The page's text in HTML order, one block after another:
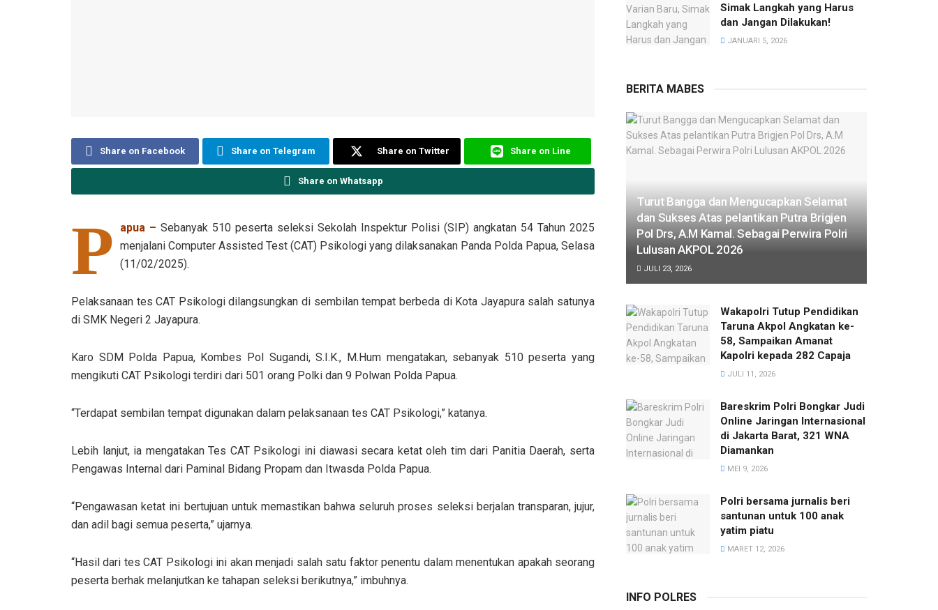
Share on Facebook Share on Telegram Share on Twitter Share on Line
Share on Whatsapp
P apua – Sebanyak 510 peserta seleksi Sekolah Inspektur Polisi (SIP) angkatan 54 Tahun 2025
menjalani Computer Assisted Test (CAT) Psikologi yang dilaksanakan Panda Polda Papua, Selasa
(11/02/2025).
Pelaksanaan tes CAT Psikologi dilangsungkan di sembilan tempat berbeda di Kota Jayapura salah satunya
di SMK Negeri 2 Jayapura.
Karo SDM Polda Papua, Kombes Pol Sugandi, S.I.K., M.Hum mengatakan, sebanyak 510 peserta yang
mengikuti CAT Psikologi terdiri dari 501 orang Polki dan 9 Polwan Polda Papua.
“Terdapat sembilan tempat digunakan dalam pelaksanaan tes CAT Psikologi,” katanya.
Lebih lanjut, ia mengatakan Tes CAT Psikologi ini diawasi secara ketat oleh tim dari Panitia Daerah, serta
Pengawas Internal dari Paminal Bidang Propam dan Itwasda Polda Papua.
“Pengawasan ketat ini bertujuan untuk memastikan bahwa seluruh proses seleksi berjalan transparan, jujur,
dan adil bagi semua peserta,” ujarnya.
“Hasil dari tes CAT Psikologi ini akan menjadi salah satu faktor penentu dalam menentukan apakah seorang
peserta berhak melanjutkan ke tahapan seleksi berikutnya,” imbuhnya.
Simak Langkah yang Harus
dan Jangan Dilakukan!
JANUARI 5, 2026
BERITA MABES
Turut Bangga dan Mengucapkan Selamat
dan Sukses Atas pelantikan Putra Brigjen
Pol Drs, A.M Kamal. Sebagai Perwira Polri
Lulusan AKPOL 2026
JULI 23, 2026
Wakapolri Tutup Pendidikan
Taruna Akpol Angkatan ke-
58, Sampaikan Amanat
Kapolri kepada 282 Capaja
JULI 11, 2026
Bareskrim Polri Bongkar Judi
Online Jaringan Internasional
di Jakarta Barat, 321 WNA
Diamankan
MEI 9, 2026
Polri bersama jurnalis beri
santunan untuk 100 anak
yatim piatu
MARET 12, 2026
INFO POLRES